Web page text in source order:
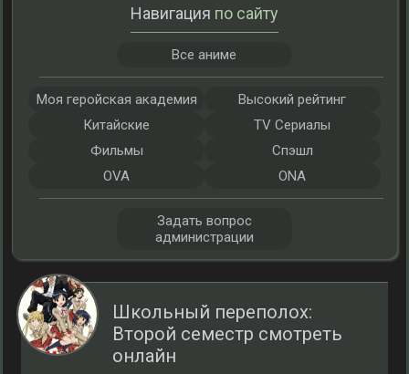
Школьный переполох:
Второй семестр смотреть
онлайн
Навигация по сайту
Все аниме
Моя геройская академия
Высокий рейтинг
Китайские
TV Сериалы
Фильмы
Спэшл
OVA
ONA
Задать вопрос
администрации